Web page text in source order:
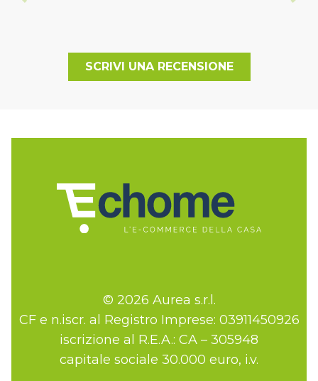
SCRIVI UNA RECENSIONE
© 2026 Aurea s.r.l.
CF e n.iscr. al Registro Imprese: 03911450926
iscrizione al R.E.A.: CA – 305948
capitale sociale 30.000 euro, i.v.